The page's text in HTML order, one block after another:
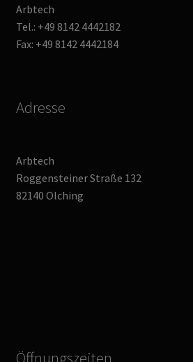
Arbtech
Tel.: +49 8142 4442182
Fax: +49 8142 4442184
Adresse
Arbtech
Roggensteiner Straße 132
82140 Olching
Öffnungszeiten